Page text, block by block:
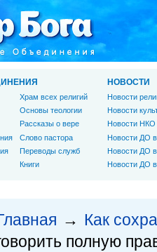
→ Как
полную
Храм всех религий
Основы теологии
Рассказы о вере
Слово пастора
Переводы служб
Книги
НОВОСТИ
Новости
Новости
Новости НКО
Новости ДО
Новости ДО
Новости ДО